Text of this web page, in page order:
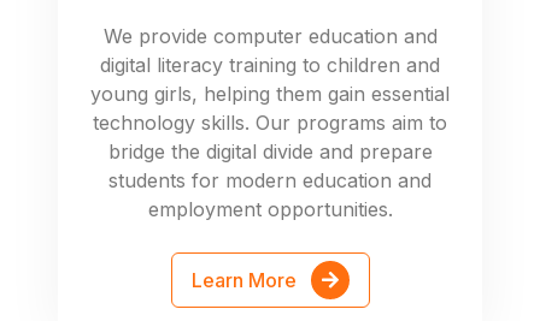
We provide computer education and
digital literacy training to children and
young girls, helping them gain essential
technology skills. Our programs aim to
bridge the digital divide and prepare
students for modern education and
employment opportunities.
Learn More